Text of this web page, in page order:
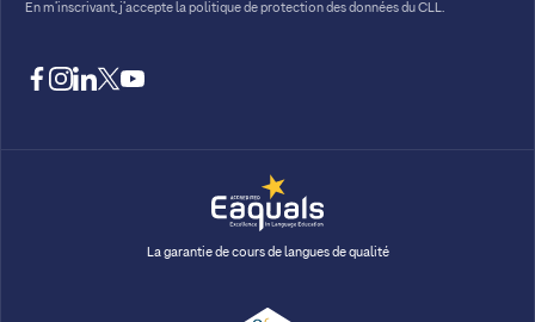
En m’inscrivant, j’accepte la politique de protection des données du CLL.
facebook
instagram
linkedin
twitteryoutube
La garantie de cours de langues de qualité